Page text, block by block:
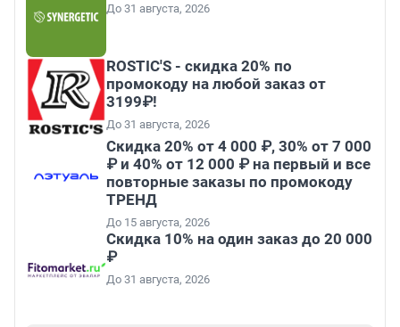
До 31 августа, 2026
ROSTIC'S - скидка 20% по
промокоду на любой заказ от
3199₽!
До 31 августа, 2026
Скидка 20% от 4 000 ₽, 30% от 7 000
₽ и 40% от 12 000 ₽ на первый и все
повторные заказы по промокоду
ТРЕНД
До 15 августа, 2026
Скидка 10% на один заказ до 20 000
₽
До 31 августа, 2026